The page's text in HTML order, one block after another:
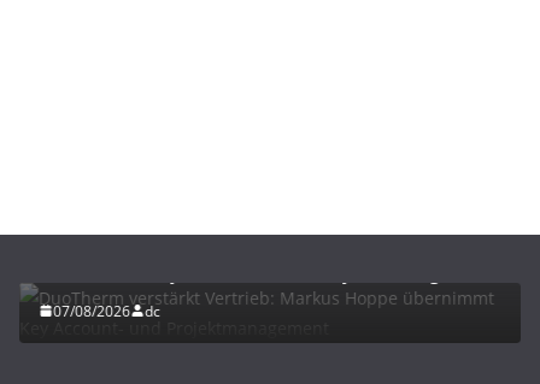
07/08/2026 dc